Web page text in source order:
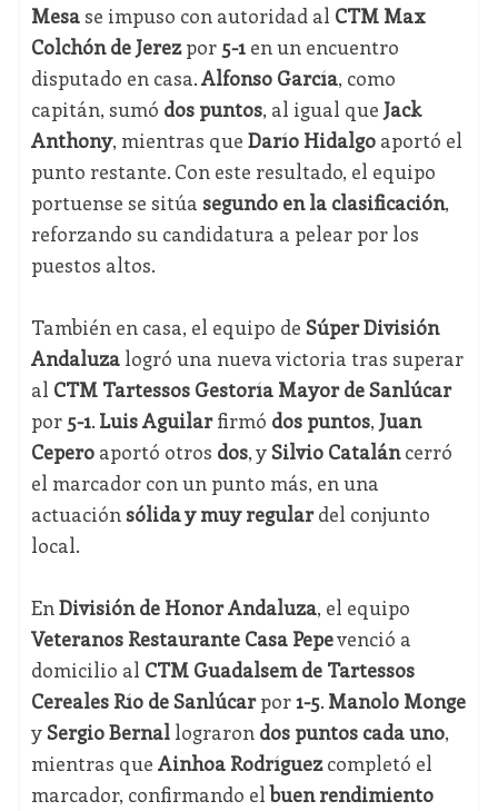
Mesase impuso con autoridad al CTM Max
Colchón de Jerezpor 5-1en un encuentro
disputado en casa.Alfonso García, como
capitán, sumó dos puntos, al igual que Jack
Anthony, mientras que Darío Hidalgoaportó el
punto restante. Con este resultado, el equipo
portuense se sitúa segundo en la clasificación,
reforzando su candidatura a pelear por los
puestos altos.
También en casa, el equipo de Súper División
Andaluzalogró una nueva victoria tras superar
al CTM Tartessos Gestoría Mayor de Sanlúcar
por 5-1. Luis Aguilarfirmó dos puntos, Juan
Ceperoaportó otros dos, ySilvio Cataláncerró
el marcador con un punto más, en una
actuaciónsólida y muy regulardel conjunto
local.
EnDivisión de Honor Andaluza, el equipo
Veteranos Restaurante Casa Pepevenció a
domicilio al CTM Guadalsem de Tartessos
Cereales Río de Sanlúcarpor1-5. Manolo Monge
ySergio Bernallograron dos puntos cada uno,
mientras que Ainhoa Rodríguezcompletó el
marcador, confirmando elbuen rendimiento